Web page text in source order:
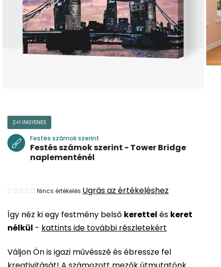
Így néz ki egy festmény belső kerettel és keret
nélkül - kattints ide további részletekért
Váljon Ön is igazi művésszé és ébressze fel
2+1 INGYENES
Festés számok szerint
Festés számok szerint - Tower Bridge
naplementénél
A
átlagos
értékelése
ből
Nincs értékelés Ugrás az értékeléshez